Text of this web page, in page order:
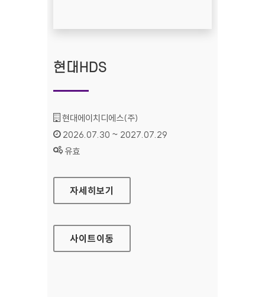
현대HDS
기관명 :
현대에이치디에스(주)
인증기간 :
2026.07.30 ~ 2027.07.29
상태 :
유효
현대HDS
자세히보기
사이트이동